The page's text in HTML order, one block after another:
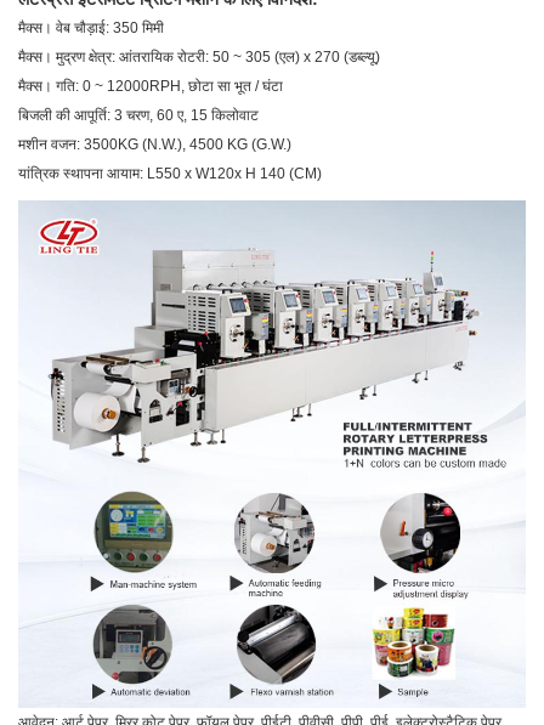
मैक्स। वेब चौड़ाई: 350 मिमी
मैक्स। मुद्रण क्षेत्र: आंतरायिक रोटरी: 50 ~ 305 (एल) x 270 (डब्ल्यू)
मैक्स। गति: 0 ~ 12000RPH, छोटा सा भूत / घंटा
बिजली की आपूर्ति: 3 चरण, 60 ए, 15 किलोवाट
मशीन वजन: 3500KG (N.W.), 4500 KG (G.W.)
यांत्रिक स्थापना आयाम: L550 x W120x H 140 (CM)